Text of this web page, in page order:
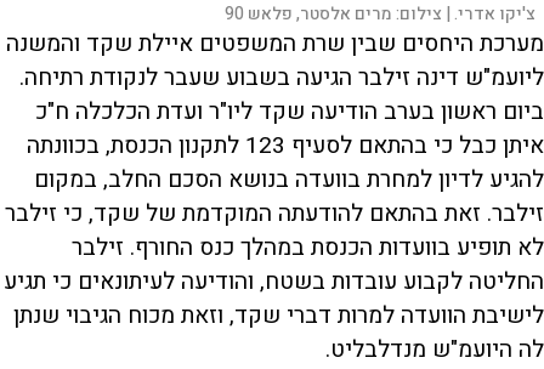
צ'יקו אדרי. | צילום:מרים אלסטר, פלאש 90
מערכת היחסים שבין שרת המשפטים איילת שקד והמשנה
ליועמ"ש דינה זילבר הגיעה בשבוע שעבר לנקודת רתיחה.
ביום ראשון בערב הודיעה שקד ליו"ר ועדת הכלכלה ח"כ
איתן כבל כי בהתאם לסעיף 123 לתקנון הכנסת, בכוונתה
להגיע לדיון למחרת בוועדה בנושא הסכם החלב, במקום
זילבר. זאת בהתאם להודעתה המוקדמת של שקד, כי זילבר
לא תופיע בוועדות הכנסת במהלך כנס החורף. זילבר
החליטה לקבוע עובדות בשטח, והודיעה לעיתונאים כי תגיע
לישיבת הוועדה למרות דברי שקד, וזאת מכוח הגיבוי שנתן
לה היועמ"ש מנדלבליט.